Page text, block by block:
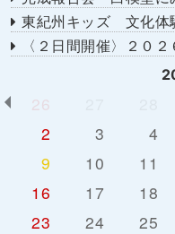
東紀州キッズ 文化体
〈２日間開催〉２０
26
2
3 4
9
10 11
16
17 18
23
24 25